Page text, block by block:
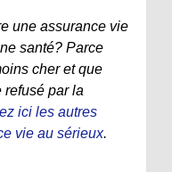
une assurance vie
santé? Parce
cher et que
refusé par la
ici les autres
vie au sérieux.